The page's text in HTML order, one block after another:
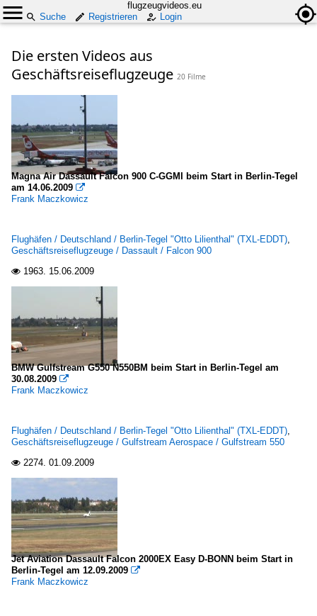
flugzeugvideos.eu
Suche
Registrieren Login
Die ersten Videos aus
Geschäftsreiseflugzeuge 20 Filme
Magna Air Dassault Falcon 900 C-GGMI beim Start in Berlin-Tegel
am 14.06.2009 
Frank Maczkowicz
Flughäfen / Deutschland / Berlin-Tegel "Otto Lilienthal" (TXL-EDDT),
Geschäftsreiseflugzeuge / Dassault / Falcon 900
 1963. 15.06.2009
BMW Gulfstream G550 N550BM beim Start in Berlin-Tegel am
30.08.2009 
Frank Maczkowicz
Flughäfen / Deutschland / Berlin-Tegel "Otto Lilienthal" (TXL-EDDT),
Geschäftsreiseflugzeuge / Gulfstream Aerospace / Gulfstream 550
 2274. 01.09.2009
Jet Aviation Dassault Falcon 2000EX Easy D-BONN beim Start in
Berlin-Tegel am 12.09.2009 
Frank Maczkowicz